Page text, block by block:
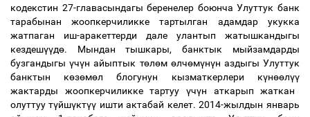
кодекстин 27-главасындагы беренелер боюнча Улуттук банк
тарабынан жоопкерчиликке тартылган адамдар укукка
жатпаган иш-аракеттерди дале улантып жатышкандыгы
кездешүүдө. Мындан тышкары, банктык мыйзамдарды
бузгандыгыүчүн айыптык төлөм өлчөмүнүн аздыгы Улуттук
банктын көзөмөл блогунун кызматкерлери күнөөлүү
жактарды жоопкерчиликке тартуу үчүн аткарып жаткан
олуттуу түйшүктүү ишти актабай келет. 2014-жылдын январь